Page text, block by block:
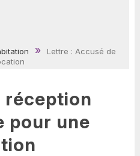
Lettre : Accusé de
réception
pour une